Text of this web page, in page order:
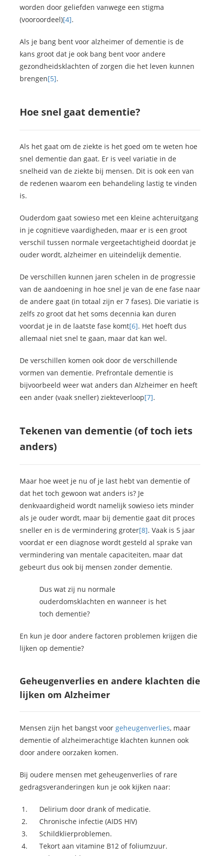
worden door geliefden vanwege een stigma
(vooroordeel)[4].
Als je bang bent voor alzheimer of dementie is de
kans groot dat je ook bang bent voor andere
gezondheidsklachten of zorgen die het leven kunnen
brengen[5].
Hoe snel gaat dementie?
Als het gaat om de ziekte is het goed om te weten hoe
snel dementie dan gaat. Er is veel variatie in de
snelheid van de ziekte bij mensen. Dit is ook een van
de redenen waarom een behandeling lastig te vinden
is.
Ouderdom gaat sowieso met een kleine achteruitgang
in je cognitieve vaardigheden, maar er is een groot
verschil tussen normale vergeetachtigheid doordat je
ouder wordt, alzheimer en uiteindelijk dementie.
De verschillen kunnen jaren schelen in de progressie
van de aandoening in hoe snel je van de ene fase naar
de andere gaat (in totaal zijn er 7 fases). Die variatie is
zelfs zo groot dat het soms decennia kan duren
voordat je in de laatste fase komt[6]. Het hoeft dus
allemaal niet snel te gaan, maar dat kan wel.
De verschillen komen ook door de verschillende
vormen van dementie. Prefrontale dementie is
bijvoorbeeld weer wat anders dan Alzheimer en heeft
een ander (vaak sneller) ziekteverloop[7].
Tekenen van dementie (of toch iets
anders)
Maar hoe weet je nu of je last hebt van dementie of
dat het toch gewoon wat anders is? Je
denkvaardigheid wordt namelijk sowieso iets minder
als je ouder wordt, maar bij dementie gaat dit proces
sneller en is de vermindering groter[8]. Vaak is 5 jaar
voordat er een diagnose wordt gesteld al sprake van
vermindering van mentale capaciteiten, maar dat
gebeurt dus ook bij mensen zonder dementie.
Dus wat zij nu normale
ouderdomsklachten en wanneer is het
toch dementie?
En kun je door andere factoren problemen krijgen die
lijken op dementie?
Geheugenverlies en andere klachten die
lijken om Alzheimer
Mensen zijn het bangst voor geheugenverlies, maar
dementie of alzheimerachtige klachten kunnen ook
door andere oorzaken komen.
Bij oudere mensen met geheugenverlies of rare
gedragsveranderingen kun je ook kijken naar:
Delirium door drank of medicatie.
Chronische infectie (AIDS HIV)
Schildklierproblemen.
Tekort aan vitamine B12 of foliumzuur.